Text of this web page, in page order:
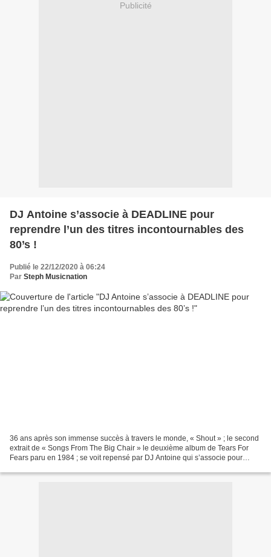
Publicité
DJ Antoine s’associe à DEADLINE pour
reprendre l’un des titres incontournables des
80’s !
Publié le 22/12/2020 à 06:24
Par Steph Musicnation
36 ans après son immense succès à travers le monde, « Shout » ; le second
extrait de « Songs From The Big Chair » le deuxième album de Tears For
Fears paru en 1984 ; se voit repensé par DJ Antoine qui s’associe pour